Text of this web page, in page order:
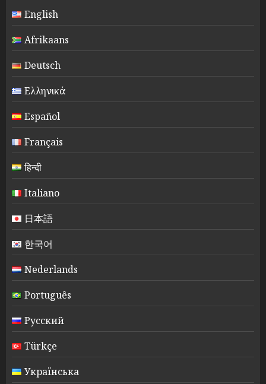
English
Afrikaans
Deutsch
Ελληνικά
Español
Français
हिन्दी
Italiano
日本語
한국어
Nederlands
Português
Русский
Türkçe
Українська